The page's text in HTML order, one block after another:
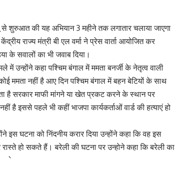
से शुरुआत की यह अभियान 3 महीने तक लगातार चलाया जाएगा
राज्य मंत्री बी एल वर्मा ने प्रेस वार्ता आयोजित कर
के सवालों का भी जवाब दिया।
उन्होंने कहा पश्चिम बंगाल में ममता बनर्जी के नेतृत्व वाली
ममता नहीं है आए दिन पश्चिम बंगाल में बहन बेटियों के साथ
है सरकार माफी मांगने या खेत प्रकट करने के स्थान पर
है इससे पहले भी कहीं भाजपा कार्यकर्ताओं वार्ड की हत्याएं हो
इस घटना को निंदनीय करार दिया उन्होंने कहा कि वह इस
हो सकते हैं। बरेली की घटना पर उन्होने कहा कि बरेली का